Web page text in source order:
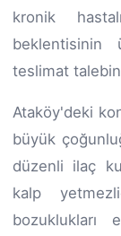
kronik
beklentisinin
teslimat
Ataköy'deki
büyük
düzenli ilaç
kalp
bozuklukları